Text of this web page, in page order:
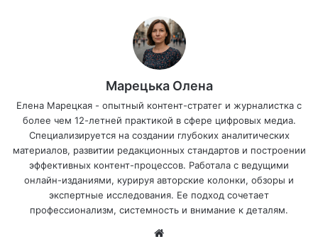
Марецька Олена
Елена Марецкая - опытный контент-стратег и журналистка с
более чем 12-летней практикой в сфере цифровых медиа.
Специализируется на создании глубоких аналитических
материалов, развитии редакционных стандартов и построении
эффективных контент-процессов. Работала с ведущими
онлайн-изданиями, курируя авторские колонки, обзоры и
экспертные исследования. Ее подход сочетает
профессионализм, системность и внимание к деталям.